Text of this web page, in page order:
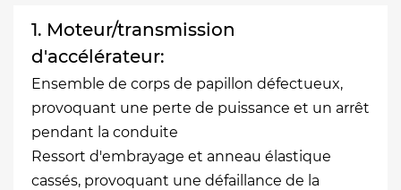
1. Moteur/transmission
d'accélérateur:
Ensemble de corps de papillon défectueux,
provoquant une perte de puissance et un arrêt
pendant la conduite
Ressort d'embrayage et anneau élastique
cassés, provoquant une défaillance de la